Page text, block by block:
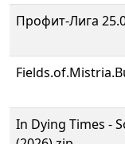
Профит-Лига
In Dying Times -